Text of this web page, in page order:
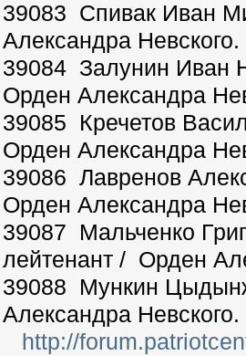
39083 Спивак Иван
Александра Невского.
39084 Залунин Иван
Орден Александра
39085 Кречетов
Орден Александра
39086 Лавренов
Орден Александра
39087 Мальченко
лейтенант / Орден
39088 Мункин
Александра
http://